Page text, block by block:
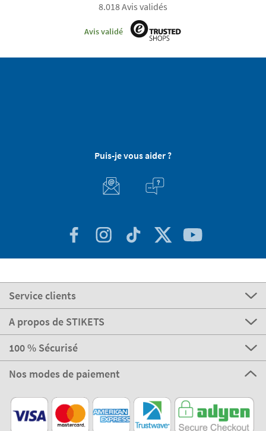
8.018 Avis validés
Avis validé
Puis-je vous aider ?
Service clients
A propos de STIKETS
100 % Sécurisé
Nos modes de paiement